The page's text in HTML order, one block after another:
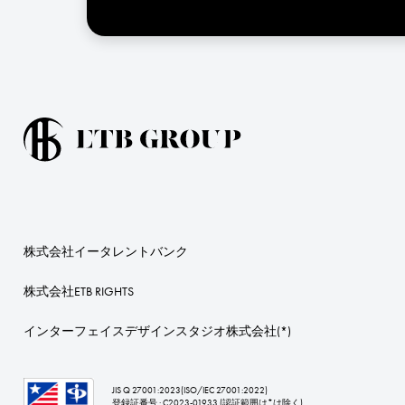
株式会社イータレントバンク
株式会社ETB RIGHTS
インターフェイスデザインスタジオ株式会社(*)
JIS Q 27001:2023(ISO/IEC 27001:2022)